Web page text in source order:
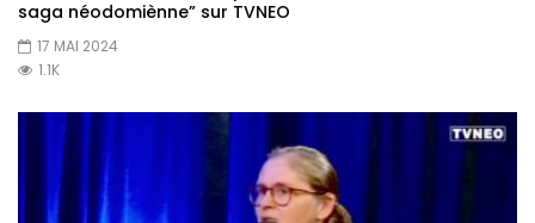
saga néodomiènne” sur TVNEO
17 MAI 2024
1.1K